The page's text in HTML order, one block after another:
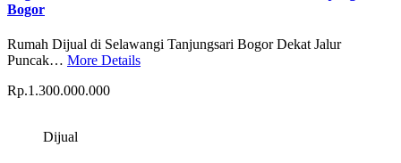
Bogor
Rumah Dijual di Selawangi Tanjungsari Bogor Dekat Jalur
Puncak… More Details
Rp.1.300.000.000
Dijual